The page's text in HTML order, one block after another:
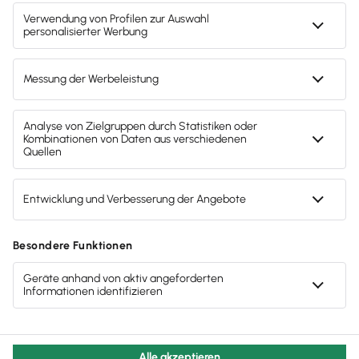
Zahlungsarten
Privatsphäre-Einstellungen
Inhalte melden